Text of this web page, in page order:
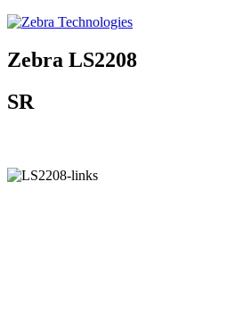
Zebra LS2208
SR